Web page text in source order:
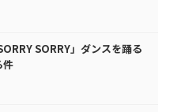
SORRY」ダンスを踊る
件